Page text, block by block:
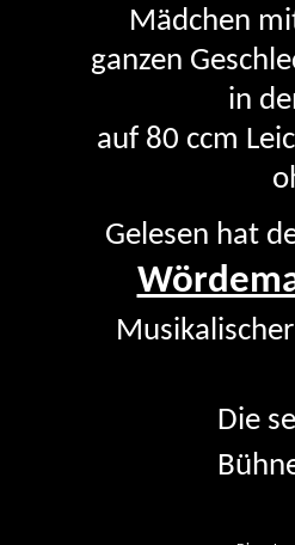
Mädchen
ganzen
in
auf 80 ccm
Gelesen hat
Die